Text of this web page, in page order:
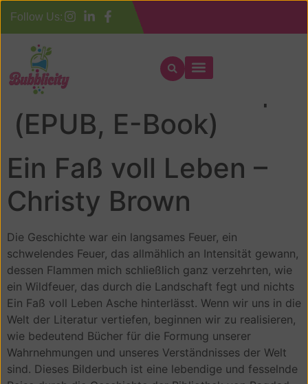
Follow Us:
Ein Faß voll Leben |
(EPUB, E-Book)
Ein Faß voll Leben –
Christy Brown
Die Geschichte war ein langsames Feuer, ein
schwelendes Feuer, das allmählich an Intensität gewann,
dessen Flammen mich schließlich ganz verzehrten, wie
ein Wildfeuer, das durch die Landschaft fegt und nichts
Ein Faß voll Leben Asche hinterlässt. Wenn wir uns in die
Welt der Literatur vertiefen, beginnen wir zu realisieren,
wie bedeutend Bücher für die Formung unserer
Wahrnehmungen und unseres Verständnisses der Welt
sind. Dieses Bilderbuch ist eine lebendige und fesselnde